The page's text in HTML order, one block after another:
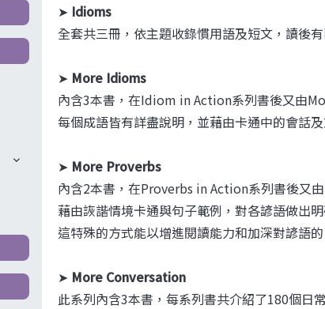
➤ Idioms
全套共三冊，依主題收錄慣用語及短文，讀後
➤ More Idioms
內含3本書，在Idiom in Action系列書後又由
每個成語皆有詳盡說明，並藉由卡通中的會話
➤ More Proverbs
內含2本書，在Proverbs in Action系列書後又
藉由詼諧情境卡通與句子範例，對各諺語做出明
這特殊的方式能以增進閱讀能力和加深對諺語的
➤ More Conversation
此系列內含3本書，每系列書共介紹了180個日